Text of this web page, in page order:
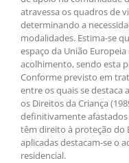
atravessa os quadros de
determinando a
modalidades. Estima-se
espaço da União
acolhimento, sendo esta
Conforme previsto em
entre os quais se destaca
os Direitos da Criança
definitivamente afastados
têm direito à proteção do
aplicadas destacam-se o
residencial.